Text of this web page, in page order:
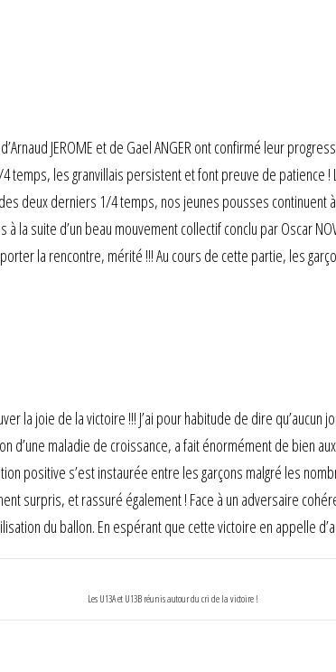
JEROME et de Gael ANGER ont confirmé leur
temps, les granvillais persistent et font preuve de patience
deux derniers 1/4 temps, nos jeunes pousses
la suite d’un beau mouvement collectif conclu par Oscar
la rencontre, mérité !!! Au cours de cette partie, les
la joie de la victoire !!! J’ai pour habitude de dire
maladie de croissance, a fait énormément de bien
positive s’est instaurée entre les garçons malgré les
surpris, et rassuré également ! Face à un adversaire
du ballon. En espérant que cette victoire en appelle
Les U13A et U13B réunis autour du cri de la victoire !